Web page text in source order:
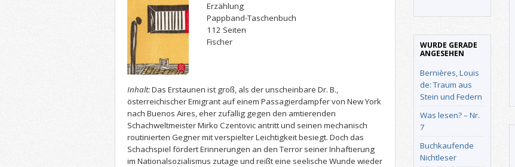
Erzählung
Pappband-Taschenbuch
112 Seiten
Fischer
Inhalt:Das Erstaunen ist groß, als der unscheinbare Dr. B.,
österreichischer Emigrant auf einem Passagierdampfer von New York
nach Buenos Aires, eher zufällig gegen den amtierenden
Schachweltmeister Mirko Czentovic antritt und seinen mechanisch
routinierten Gegner mit verspielter Leichtigkeit besiegt. Doch das
Schachspiel fördert Erinnerungen an den Terror seiner Inhaftierung
im Nationalsozialismus zutage und reißt eine seelische Wunde wieder
WURDE GERADE
ANGESEHEN
Bernières, Louis
de: Traum aus
Stein und Federn
Was lesen? – Nr.
7
Buchkaufende
Nichtleser